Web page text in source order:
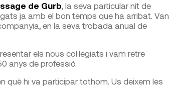
de Gurb, la seva particular nit de
ja amb el bon temps que ha arribat. Van
en la seva trobada anual de
els nous col·legiats i vam retre
anys de professió.
què hi va participar tothom. Us deixem les